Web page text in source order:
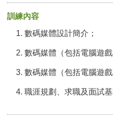
訓練內容
數碼媒體設計簡介；
數碼媒體（包括電腦遊
數碼媒體（包括電腦遊
職涯規劃、求職及面試基